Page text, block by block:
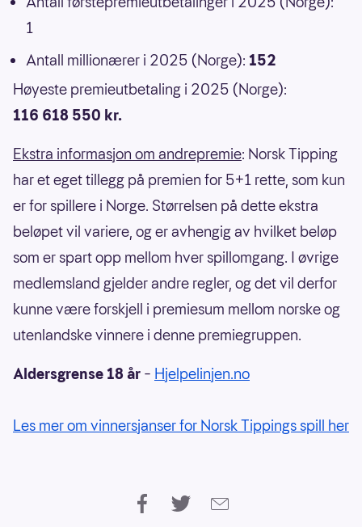
1
Antall millionærer i 2025 (Norge): 152
Høyeste premieutbetaling i 2025 (Norge):
116 618 550 kr.
Ekstra informasjon om andrepremie: Norsk Tipping
har et eget tillegg på premien for 5+1 rette, som kun
er for spillere i Norge. Størrelsen på dette ekstra
beløpet vil variere, og er avhengig av hvilket beløp
som er spart opp mellom hver spillomgang. I øvrige
medlemsland gjelder andre regler, og det vil derfor
kunne være forskjell i premiesum mellom norske og
utenlandske vinnere i denne premiegruppen.
Aldersgrense 18 år – Hjelpelinjen.no
Les mer om vinnersjanser for Norsk Tippings spill her